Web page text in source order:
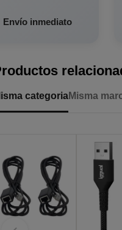
Envío inmediato
categoriaMisma